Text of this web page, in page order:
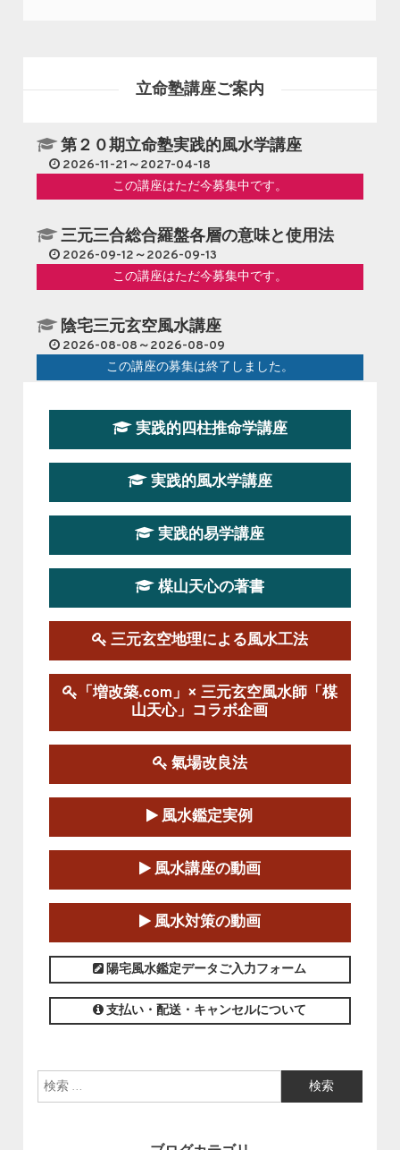
立命塾講座ご案内
第２０期立命塾実践的風水学講座
2026-11-21～2027-04-18
この講座はただ今募集中です。
三元三合総合羅盤各層の意味と使用法
2026-09-12～2026-09-13
この講座はただ今募集中です。
陰宅三元玄空風水講座
2026-08-08～2026-08-09
この講座の募集は終了しました。
第１９期立命塾『実践的易学講座』
2026-08-22～2026-10-25
第19期立命塾実践的四柱推命学講座
2026-03-20～2026-07-19
第１９期立命塾実践的風水学講座
この講座の募集は終了しました。
陰宅三元玄空風水講座
2025-06-07～2025-06-08
この講座の募集は終了しました。
第１８期立命塾『実践的易学講座』
2025-06-21～2025-08-24
この講座の募集は終了しました。
第１８期立命塾「実践的四柱立命学（四
柱推命学）講座」
2025-01-11～2025-05-11
この講座の募集は終了しました。
実践的四柱推命学講座
実践的風水学講座
実践的易学講座
楳山天心の著書
三元玄空地理による風水工法
「増改築.com」× 三元玄空風水師「楳
山天心」コラボ企画
氣場改良法
風水鑑定実例
風水講座の動画
風水対策の動画
陽宅風水鑑定データご入力フォーム
支払い・配送・キャンセルについて
検索: